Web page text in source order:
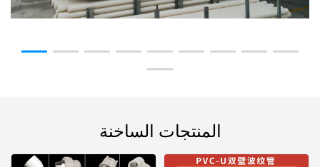
المنتجات الساخنة